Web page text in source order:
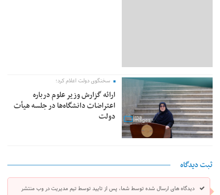
سخنگوی دولت اعلام کرد؛
ارائه گزارش وزیر علوم درباره
اعتراضات دانشگاه‌ها در جلسه هیأت
دولت
ثبت دیدگاه
دیدگاه های ارسال شده توسط شما، پس از تایید توسط تیم مدیریت در وب منتشر